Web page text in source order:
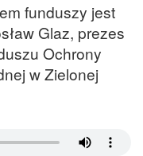
funduszy jest
Glaz, prezes
Ochrony
w Zielonej